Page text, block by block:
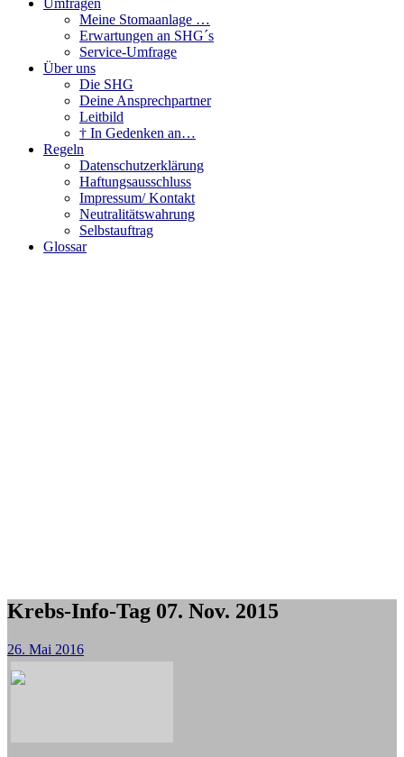
Meine Stomaanlage …
Erwartungen an SHG´s
Service-Umfrage
Über uns
Die SHG
Deine Ansprechpartner
Leitbild
† In Gedenken an…
Regeln
Datenschutzerklärung
Haftungsausschluss
Impressum/ Kontakt
Neutralitätswahrung
Selbstauftrag
Glossar
Krebs-Info-Tag 07. Nov. 2015
26. Mai 2016